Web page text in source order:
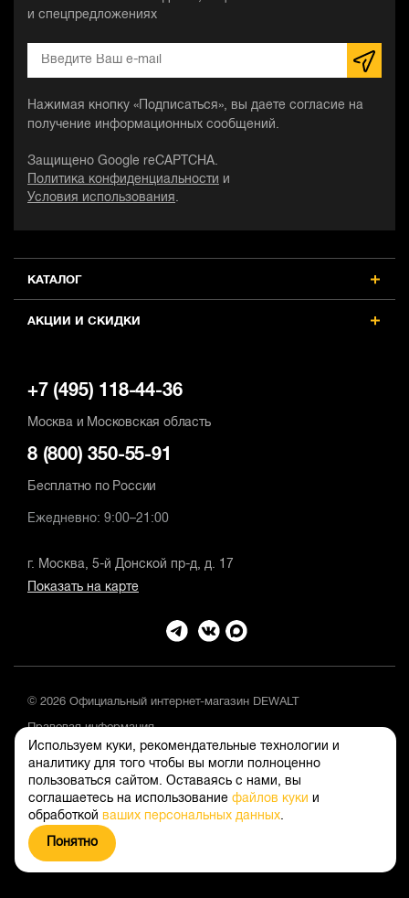
Используем куки, рекомендательные технологии и
аналитику для того чтобы вы могли полноценно
пользоваться сайтом. Оставаясь с нами, вы
соглашаетесь на использование файлов куки и
обработкой ваших персональных данных.
Понятно
КАТАЛОГ
АКЦИИ И СКИДКИ
и спецпредложениях
Нажимая кнопку «Подписаться», вы даете согласие на
получение информационных сообщений.
Защищено Google reCAPTCHA.
Политика конфиденциальности
и
Условия использования .
+7 (495) 118-44-36
Москва и Московская область
8 (800) 350-55-91
Бесплатно по России
Ежедневно: 9:00–21:00
г. Москва, 5-й Донской пр-д, д. 17
Показать на карте
© 2026 Официальный интернет-магазин DEWALT
Правовая информация
Положение об обработке и защите персональных данных